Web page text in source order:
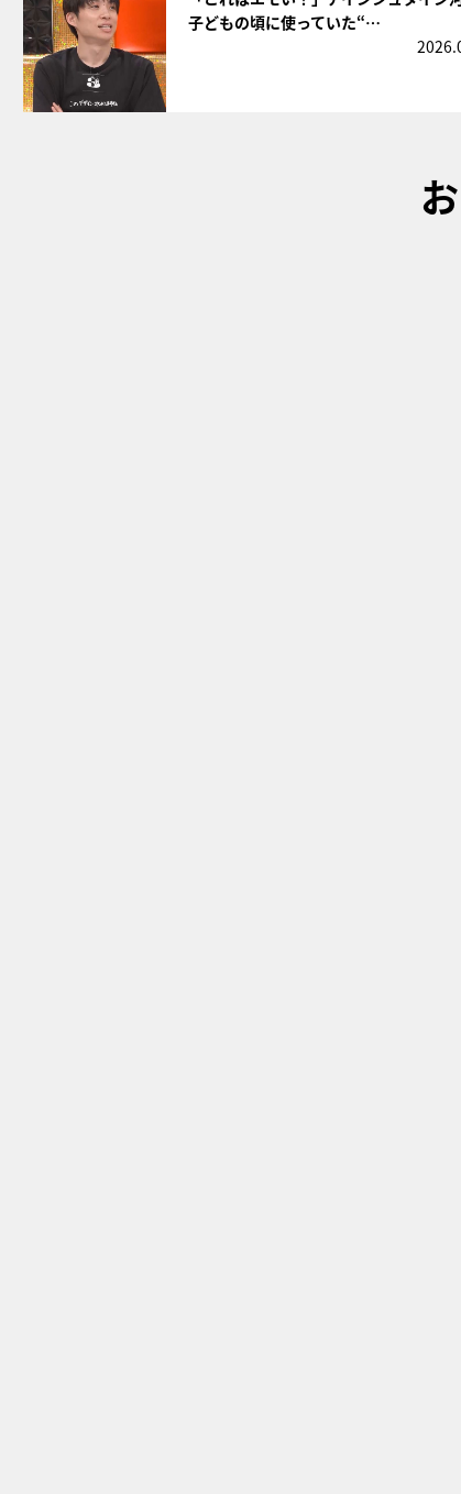
子どもの頃に使っていた“…